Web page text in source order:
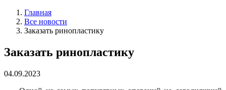
Главная
Все новости
Заказать ринопластику
Заказать ринопластику
04.09.2023